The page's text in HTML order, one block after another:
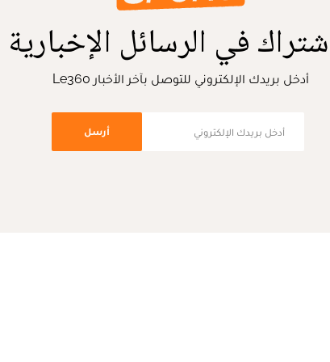
في الرسائل الإخبارية
أدخل بريدك الإلكتروني للتوصل بآخر الأخبار Le360
أرسل